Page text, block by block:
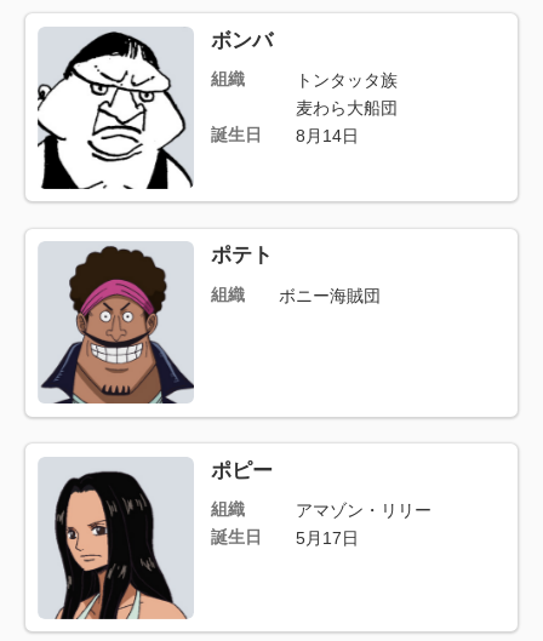
ボンバ
組織
トンタッタ族
麦わら大船団
誕生日
8月14日
ポテト
組織 ボニー海賊団
ポピー
組織
アマゾン・リリー
誕生日
5月17日